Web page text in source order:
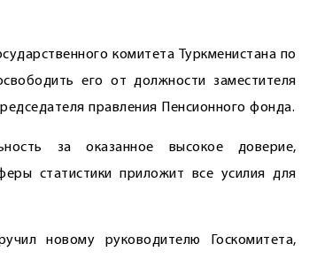
комитета Туркменистана по
его от должности заместителя
правления Пенсионного фонда.
за оказанное высокое доверие,
статистики приложит все усилия для
новому руководителю Госкомитета,